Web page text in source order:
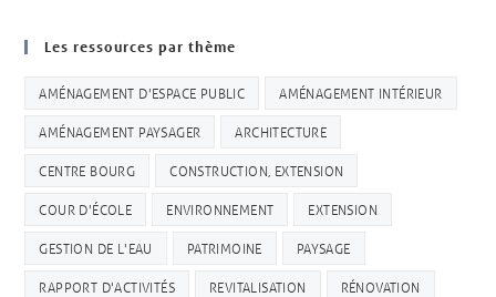
Les ressources par thème
AMÉNAGEMENT D'ESPACE PUBLIC AMÉNAGEMENT INTÉRIEUR
AMÉNAGEMENT PAYSAGER ARCHITECTURE
CENTRE BOURG CONSTRUCTION, EXTENSION
COUR D'ÉCOLE ENVIRONNEMENT EXTENSION
GESTION DE L'EAU PATRIMOINE PAYSAGE
RAPPORT D'ACTIVITÉS REVITALISATION RÉNOVATION